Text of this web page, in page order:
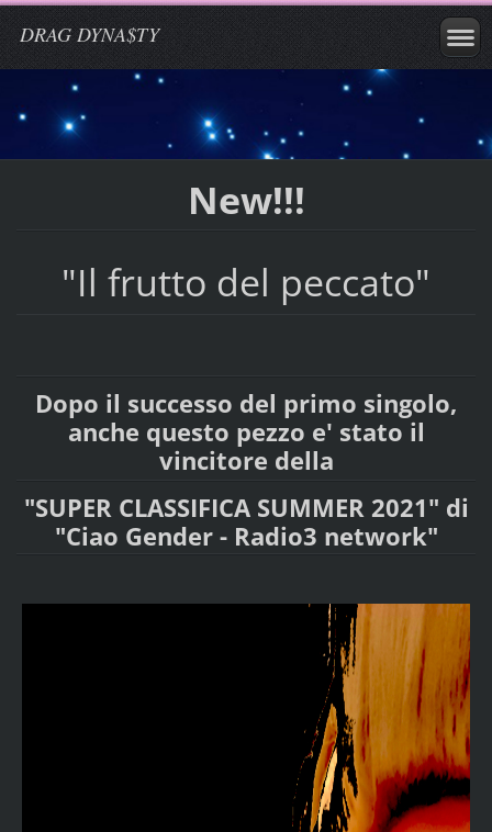
DRAG DYNA$TY
New!!!
"Il frutto del peccato"
Dopo il successo del primo singolo,
anche questo pezzo e' stato il
vincitore della
"SUPER CLASSIFICA SUMMER 2021" di
"Ciao Gender - Radio3 network"